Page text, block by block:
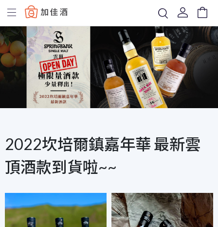
Baccus
2022坎培爾鎮嘉年華 最新雲
頂酒款到貨啦~~